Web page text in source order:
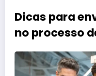
Dicas para
no processo